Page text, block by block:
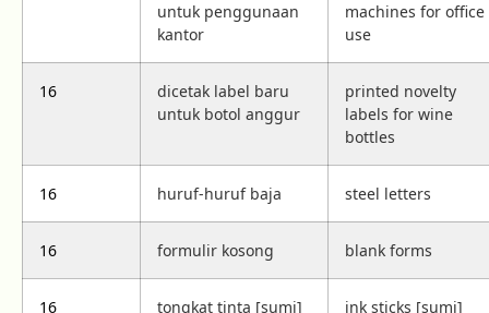
untuk penggunaan
kantor
machines for office
use
16
dicetak label baru
untuk botol anggur
printed novelty
labels for wine
bottles
16 huruf-huruf baja steel letters
16 formulir kosong blank forms
16 tongkat tinta [sumi] ink sticks [sumi]